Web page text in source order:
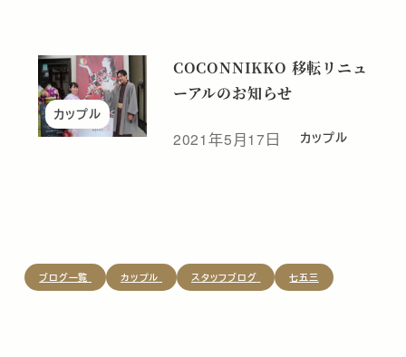
カップル
COCONNIKKO 移転リニュ
ーアルのお知らせ
投稿日
2021年5月17日 カップル
ブログ一覧 カップル スタッフブログ 七五三